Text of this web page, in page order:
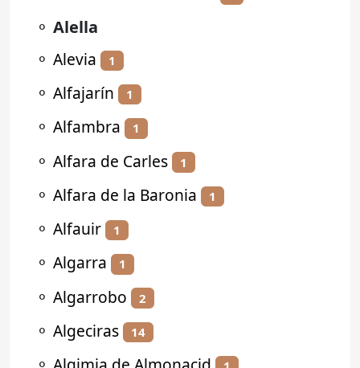
⚬ Alella
⚬ Alevia 1
⚬ Alfajarín 1
⚬ Alfambra 1
⚬ Alfara de Carles 1
⚬ Alfara de la Baronia 1
⚬ Alfauir 1
⚬ Algarra 1
⚬ Algarrobo 2
⚬ Algeciras 14